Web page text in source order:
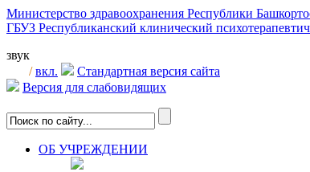
Министерство здравоохранения Республики
ГБУЗ Республиканский клинический
звук
/ вкл.
Стандартная версия сайта
Версия для слабовидящих
ОБ УЧРЕЖДЕНИИ